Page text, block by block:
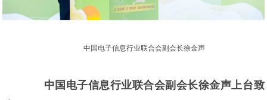
中国电子信息行业联合会副会长徐金声
中国电子信息行业联合会副会长徐金声上台致